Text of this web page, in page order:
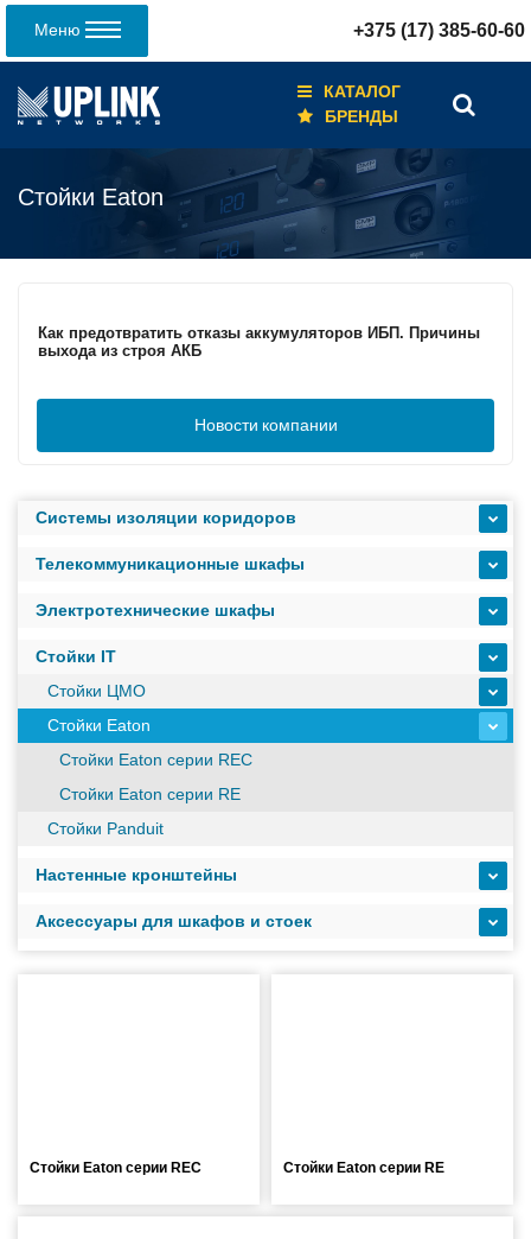
Меню +375 (17) 385-60-60
КАТАЛОГ
БРЕНДЫ
Стойки Eaton
Кабели для промышленных сетей в новом каталоге ANC
Как предотвратить отказы аккумуляторов ИБП. Причины
выхода из строя АКБ
С 3–4 ноября 2025 г. инвентаризация на складе. Отгрузка
товара производиться не будет!
ИБП с мощным зарядным устройством и
зависимости от подключаемых внешних АКБ
подстанций
Кабели для промышленных сетей в новом каталоге ANC
выхода из строя АКБ
Оборудование связи и решения для электрических
подстанций
Новости компании
Системы изоляции коридоров
Телекоммуникационные шкафы
Электротехнические шкафы
Стойки IT
Стойки ЦМО
Стойки Eaton
Стойки Eaton серии REC
Стойки Eaton серии RE
Стойки Panduit
Настенные кронштейны
Аксессуары для шкафов и стоек
Стойки Eaton серии REC Стойки Eaton серии RE